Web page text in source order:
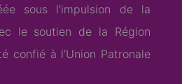
sous l’impulsion de la
le soutien de la Région
confié à l’Union Patronale